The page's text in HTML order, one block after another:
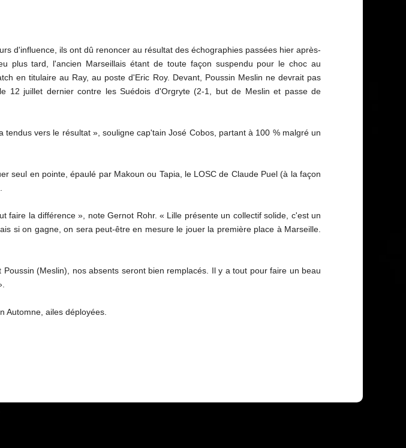
d'influence, ils ont dû renoncer au résultat des échographies passées hier après-
plus tard, l'ancien Marseillais étant de toute façon suspendu pour le choc au
en titulaire au Ray, au poste d'Eric Roy. Devant, Poussin Meslin ne devrait pas
12 juillet dernier contre les Suédois d'Orgryte (2-1, but de Meslin et passe de
vers le résultat », souligne cap'tain José Cobos, partant à 100 % malgré un
seul en pointe, épaulé par Makoun ou Tapia, le LOSC de Claude Puel (à la façon
la différence », note Gernot Rohr. « Lille présente un collectif solide, c'est un
si on gagne, on sera peut-être en mesure le jouer la première place à Marseille.
(Meslin), nos absents seront bien remplacés. Il y a tout pour faire un beau
Automne, ailes déployées.